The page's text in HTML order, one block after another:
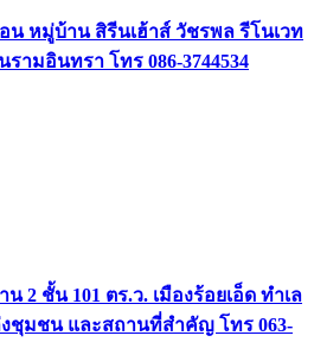
น หมู่บ้าน สิรีนเฮ้าส์ วัชรพล รีโนเวท
ามอินทรา โทร 086-3744534
2 ชั้น 101 ตร.ว. เมืองร้อยเอ็ด ทำเล
ชุมชน และสถานที่สำคัญ โทร 063-